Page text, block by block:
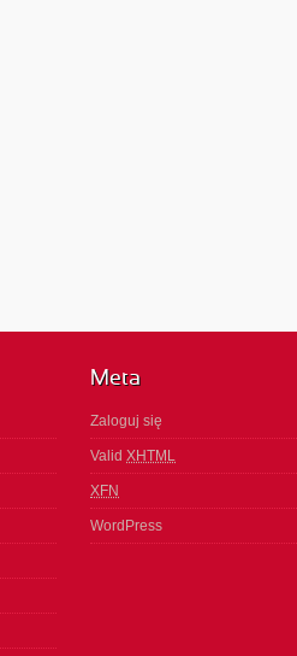
Meta
Zaloguj się
Valid XHTML
XFN
WordPress